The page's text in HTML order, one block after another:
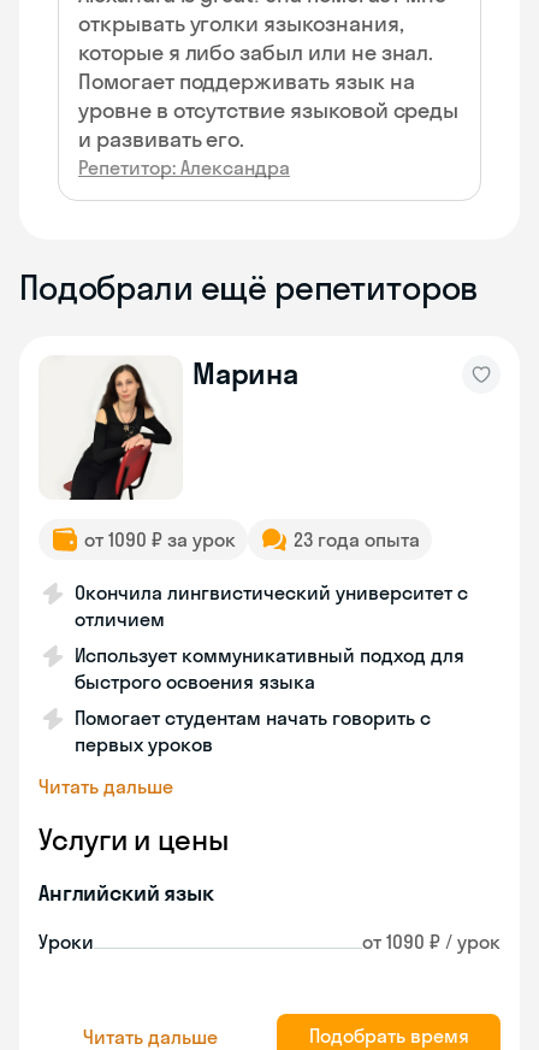
открывать уголки языкознания,
которые я либо забыл или не знал.
Помогает поддерживать язык на
уровне в отсутствие языковой среды
и развивать его.
Репетитор: Александра
Подобрали ещё репетиторов
Марина
от 1090 ₽ за урок 23 года опыта
Окончила лингвистический университет с
отличием
Использует коммуникативный подход для
быстрого освоения языка
Помогает студентам начать говорить с
первых уроков
Читать дальше
Услуги и цены
Английский язык
Уроки от 1090 ₽ / урок
Читать дальше Подобрать время